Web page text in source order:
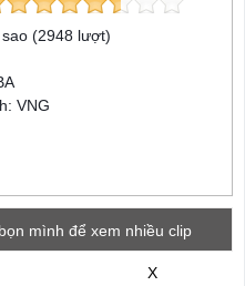
sao (2948 lượt)
VNG
mình để xem nhiều clip
X